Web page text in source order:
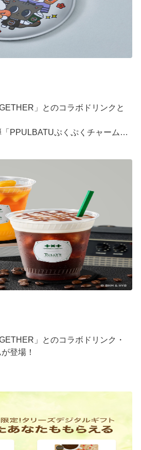
」とのコラボドリンクと
PPULBATUぷくぷくチャーム」​
」とのコラボドリンク・
登場！